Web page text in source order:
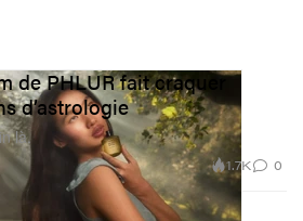
de PHLUR fait craquer
d’astrologie
là.
1.7K 0